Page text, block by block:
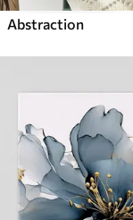
Abstraction